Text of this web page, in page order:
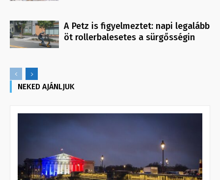
A Petz is figyelmeztet: napi legalább
öt rollerbalesetes a sürgősségin
NEKED AJÁNLJUK